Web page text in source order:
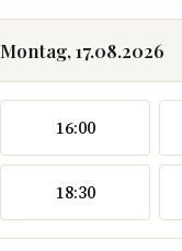
Montag, 17.08.2026
16:00
18:30